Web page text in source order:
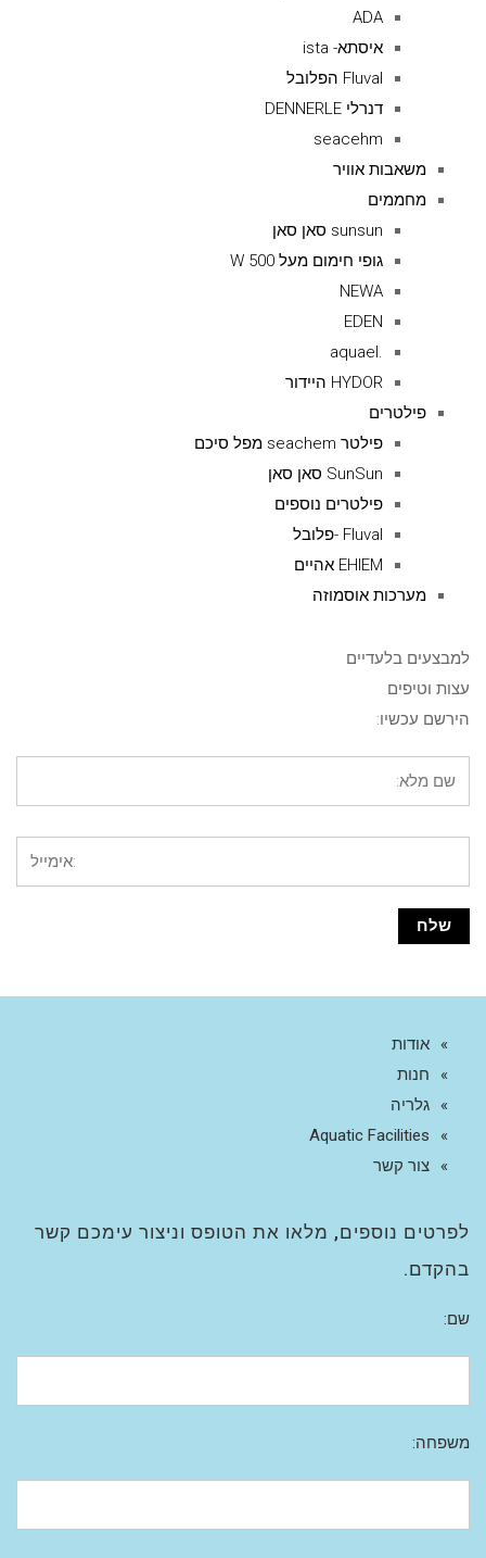
ADA
איסתא- ista
Fluval הפלובל
דנרלי DENNERLE
seacehm
משאבות אוויר
מחממים
sunsun סאן סאן
גופי חימום מעל 500 W
NEWA
EDEN
HYDOR היידור
פילטרים
פילטר seachem מפל סיכם
SunSun סאן סאן
פילטרים נוספים
Fluval -פלובל
EHIEM אהיים
מערכות אוסמוזה
למבצעים בלעדיים
עצות וטיפים
הירשם עכשיו:
אודות
חנות
גלריה
Aquatic Facilities
צור קשר
לפרטים נוספים, מלאו את הטופס וניצור עימכם קשר
בהקדם.
שם:
משפחה: